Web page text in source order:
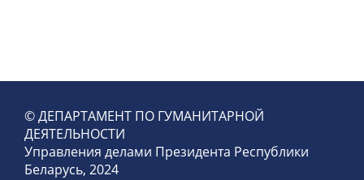
© ДЕПАРТАМЕНТ ПО ГУМАНИТАРНОЙ
ДЕЯТЕЛЬНОСТИ
Управления делами Президента Республики
Беларусь, 2024